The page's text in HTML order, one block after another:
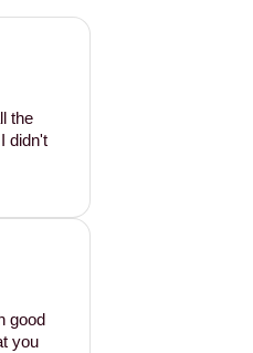
the
didn't
good
you